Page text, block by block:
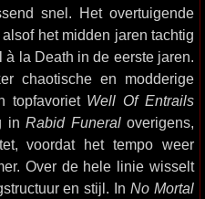
snel. Het overtuigende
het midden jaren tachtig
à la Death in de eerste jaren.
chaotische en modderige
topfavoriet Well Of Entrails
in Rabid Funeraloverigens,
voordat het tempo weer
Over de hele linie wisselt
en stijl. InNo Mortal